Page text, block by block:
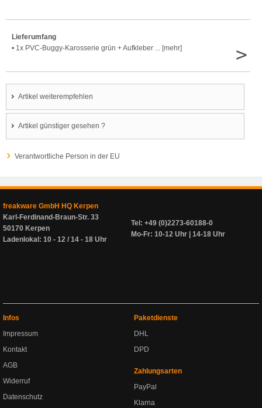
Lieferumfang
• 1x PVC-Buggy-Karosserie grün + Aufkleber ... [mehr]
>
Artikel weiterempfehlen
Artikel günstiger gesehen ?
Verantwortliche Person in der EU
freakware GmbH HQ Kerpen
Karl-Ferdinand-Braun-Str. 33
50170 Kerpen
Ladenlokal: 10 - 12 / 14 - 18 Uhr
Tel: +49 (0)2273-60188-0
Mo-Fr: 10-12 Uhr | 14-18 Uhr
Infos
Impressum
Kontakt
AGB
Widerruf
Datenschutz
Paketdienste
DHL
DPD
Zahlungsarten
PayPal
Klarna